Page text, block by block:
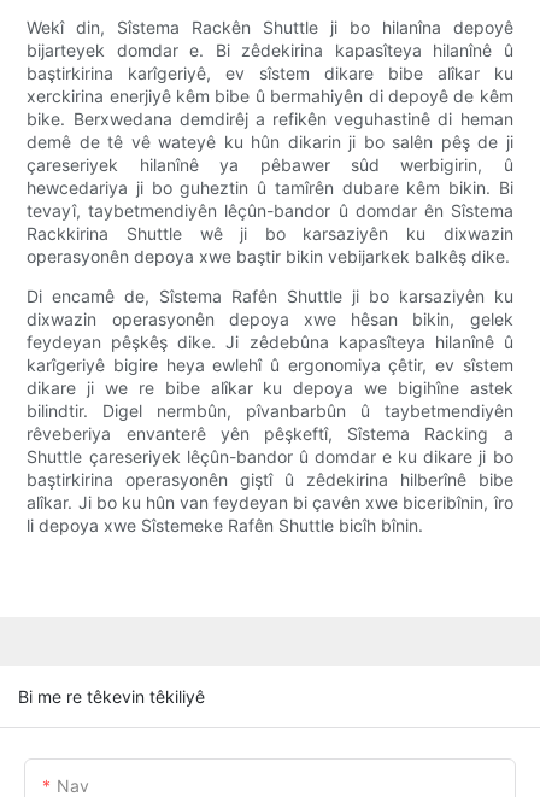
Wekî din, Sîstema Rackên Shuttle ji bo hilanîna depoyê
bijarteyek domdar e. Bi zêdekirina kapasîteya hilanînê û
baştirkirina karîgeriyê, ev sîstem dikare bibe alîkar ku
xerckirina enerjiyê kêm bibe û bermahiyên di depoyê de kêm
bike. Berxwedana demdirêj a refikên veguhastinê di heman
demê de tê vê wateyê ku hûn dikarin ji bo salên pêş de ji
çareseriyek hilanînê ya pêbawer sûd werbigirin, û
hewcedariya ji bo guheztin û tamîrên dubare kêm bikin. Bi
tevayî, taybetmendiyên lêçûn-bandor û domdar ên Sîstema
Rackkirina Shuttle wê ji bo karsaziyên ku dixwazin
operasyonên depoya xwe baştir bikin vebijarkek balkêş dike.
Di encamê de, Sîstema Rafên Shuttle ji bo karsaziyên ku
dixwazin operasyonên depoya xwe hêsan bikin, gelek
feydeyan pêşkêş dike. Ji zêdebûna kapasîteya hilanînê û
karîgeriyê bigire heya ewlehî û ergonomiya çêtir, ev sîstem
dikare ji we re bibe alîkar ku depoya we bigihîne astek
bilindtir. Digel nermbûn, pîvanbarbûn û taybetmendiyên
rêveberiya envanterê yên pêşkeftî, Sîstema Racking a
Shuttle çareseriyek lêçûn-bandor û domdar e ku dikare ji bo
baştirkirina operasyonên giştî û zêdekirina hilberînê bibe
alîkar. Ji bo ku hûn van feydeyan bi çavên xwe biceribînin, îro
li depoya xwe Sîstemeke Rafên Shuttle bicîh bînin.
Bi me re têkevin têkiliyê
Nav